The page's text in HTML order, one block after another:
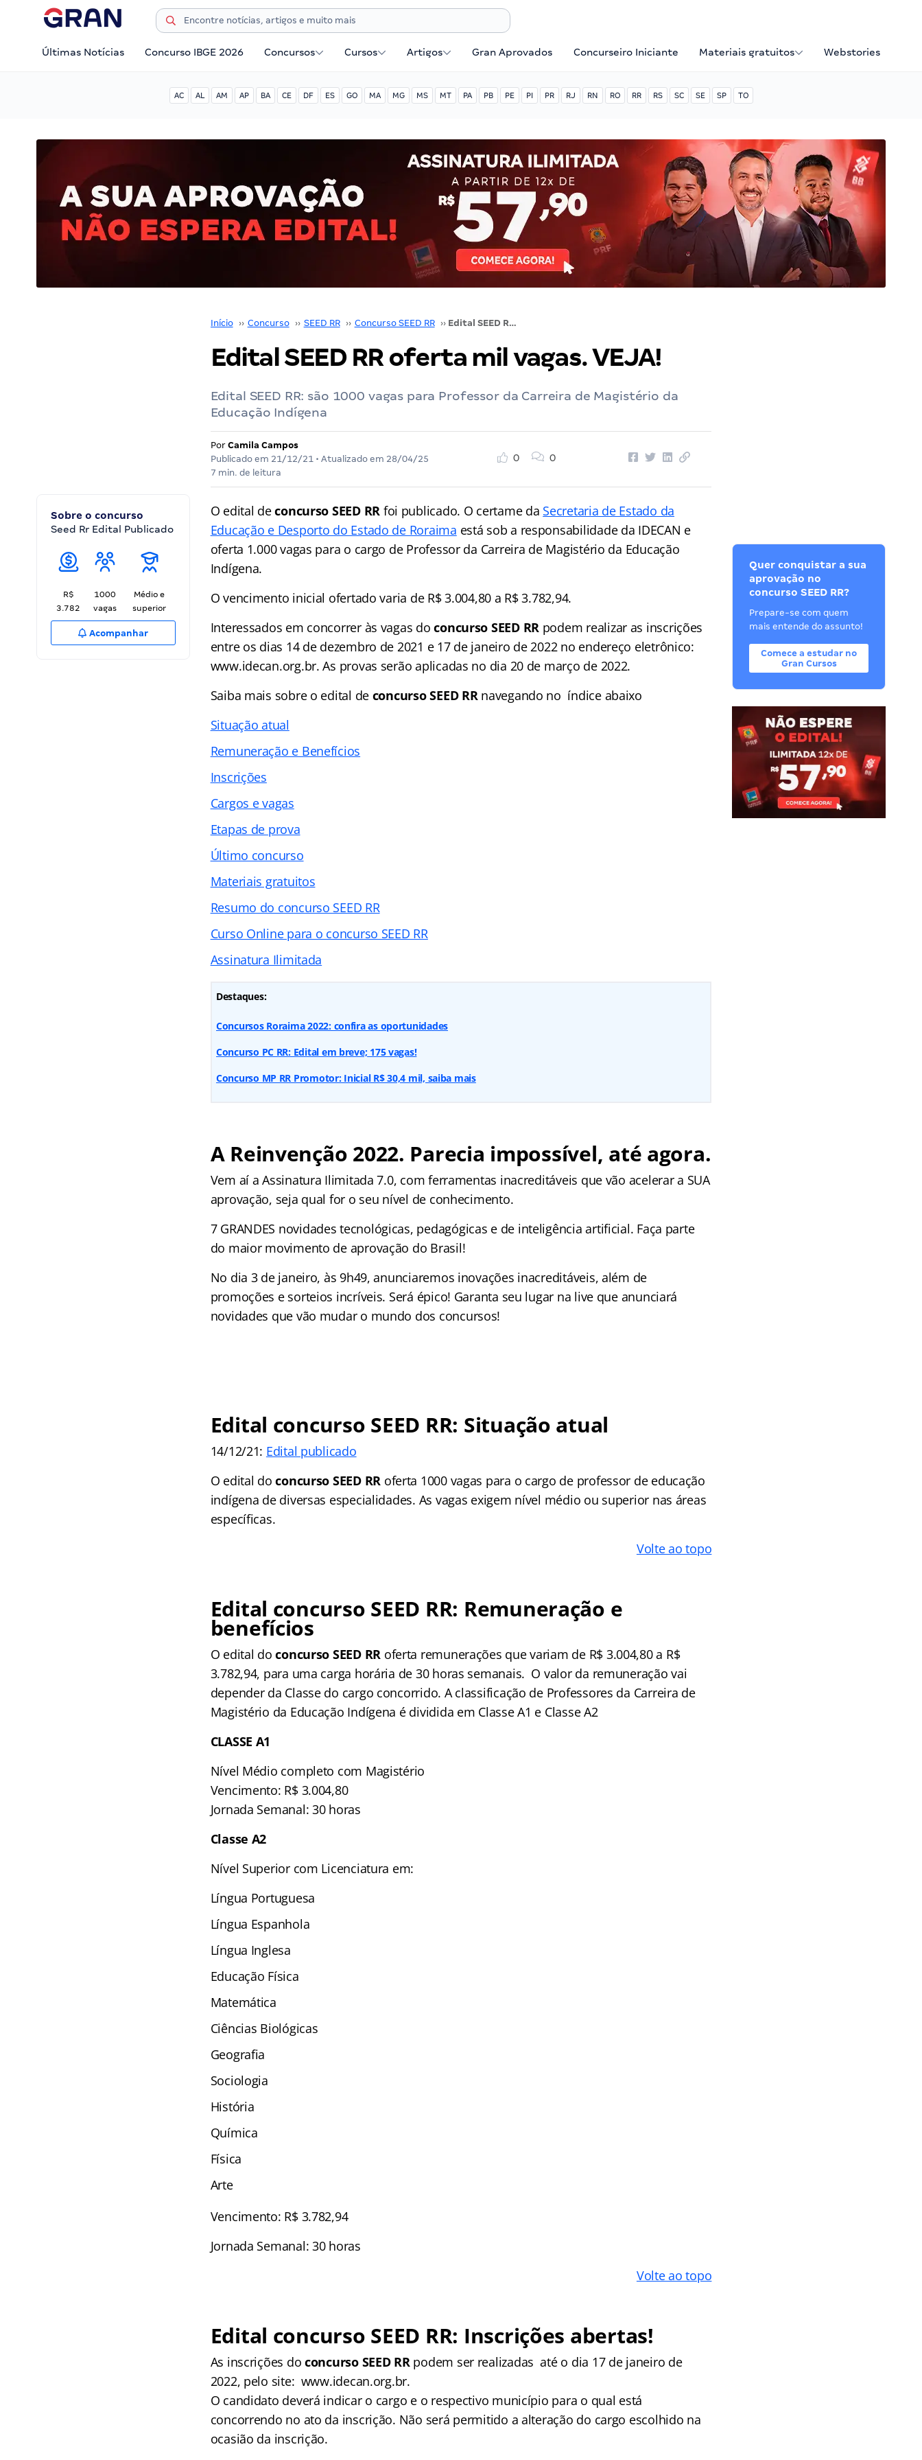
Últimas Notícias Concurso IBGE 2026 Concursos Cursos Artigos Gran Aprovados Concurseiro Iniciante Materiais gratuitos Webstories
AC AL AM AP BA CE DF ES GO MA MG MS MT PA PB PE PI PR RJ RN RO RR RS SC SE SP TO
Início ›› Concurso ›› SEED RR ›› Concurso SEED RR ›› Edital SEED RR oferta mil vagas. VEJA!
Edital SEED RR oferta mil vagas. VEJA!
Edital SEED RR: são 1000 vagas para Professor da Carreira de Magistério da
Educação Indígena
Por Camila Campos
Publicado em 21/12/21• Atualizado em 28/04/25
7 min. de leitura
0 0
Sobre o concurso
Seed Rr Edital Publicado
R$
3.782
1000
vagas
Médio e
superior
Acompanhar
O edital deconcurso SEED RR foi publicado. O certame da Secretaria de Estado da
Educação e Desporto do Estado de Roraima está sob a responsabilidade da IDECAN e
oferta 1.000 vagas para o cargo de Professor da Carreira de Magistério da Educação
Indígena.
O vencimento inicial ofertado varia de R$ 3.004,80 a R$ 3.782,94.
Interessados em concorrer às vagas doconcurso SEED RR podem realizar as inscrições
entre os dias 14 de dezembro de 2021 e 17 de janeiro de 2022 no endereço eletrônico:
www.idecan.org.br. As provas serão aplicadas no dia 20 de março de 2022.
Saiba mais sobre o edital de concurso SEED RRnavegando no índice abaixo
Situação atual
Remuneração e Benefícios
Inscrições
Cargos e vagas
Etapas de prova
Último concurso
Materiais gratuitos
Resumo do concurso SEED RR
Curso Online para o concurso SEED RR
Assinatura Ilimitada
Destaques:
Concursos Roraima 2022: confira as oportunidades
Concurso PC RR: Edital em breve; 175 vagas!
Concurso MP RR Promotor: Inicial R$ 30,4 mil, saiba mais
A Reinvenção 2022. Parecia impossível, até agora.
Vem aí a Assinatura Ilimitada 7.0, com ferramentas inacreditáveis que vão acelerar a SUA
aprovação, seja qual for o seu nível de conhecimento.
7 GRANDES novidades tecnológicas, pedagógicas e de inteligência artificial. Faça parte
do maior movimento de aprovação do Brasil!
No dia 3 de janeiro, às 9h49, anunciaremos inovações inacreditáveis, além de
promoções e sorteios incríveis. Será épico! Garanta seu lugar na live que anunciará
novidades que vão mudar o mundo dos concursos!
Edital concurso SEED RR: Situação atual
14/12/21: Edital publicado
O edital doconcurso SEED RR oferta 1000 vagas para o cargo de professor de educação
indígena de diversas especialidades. As vagas exigem nível médio ou superior nas áreas
específicas.
Volte ao topo
Edital concurso SEED RR: Remuneração e
benefícios
O edital doconcurso SEED RR oferta remunerações que variam de R$ 3.004,80 a R$
3.782,94, para uma carga horária de 30 horas semanais. O valor da remuneração vai
depender da Classe do cargo concorrido. A classificação de Professores da Carreira de
Magistério da Educação Indígena é dividida em Classe A1 e Classe A2
CLASSE A1
Nível Médio completo com Magistério
Vencimento: R$ 3.004,80
Jornada Semanal: 30 horas
Classe A2
Nível Superior com Licenciatura em:
Língua Portuguesa
Língua Espanhola
Língua Inglesa
Educação Física
Matemática
Ciências Biológicas
Geografia
Sociologia
História
Química
Física
Arte
Vencimento: R$ 3.782,94
Jornada Semanal: 30 horas
Volte ao topo
Edital concurso SEED RR: Inscrições abertas!
As inscrições doconcurso SEED RRpodem ser realizadas até o dia 17 de janeiro de
2022, pelo site: www.idecan.org.br.
O candidato deverá indicar o cargo e o respectivo município para o qual está
concorrendo no ato da inscrição. Não será permitido a alteração do cargo escolhido na
ocasião da inscrição.
Quer conquistar a sua
aprovação no
concurso SEED RR?
Prepare-se com quem
mais entende do assunto!
Comece a estudar no
Gran Cursos